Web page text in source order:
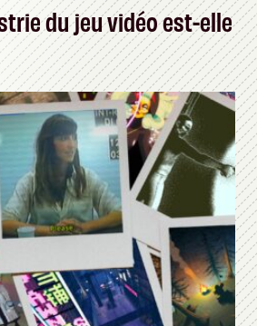
du jeu vidéo est-elle